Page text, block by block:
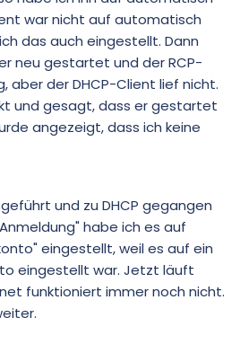
war nicht auf automatisch
das auch eingestellt. Dann
neu gestartet und der RCP-
aber der DHCP-Client lief nicht.
und gesagt, dass er gestartet
angezeigt, dass ich keine
und zu DHCP gegangen
habe ich es auf
eingestellt, weil es auf ein
eingestellt war. Jetzt läuft
funktioniert immer noch nicht.